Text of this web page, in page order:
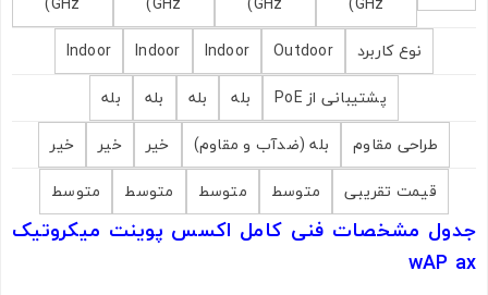
نوع کاربرد
Outdoor
Indoor
Indoor
Indoor
پشتیبانی از PoE
بله بله بله
بله
طراحی مقاوم
بله (ضدآب و مقاوم) خیر خیر
خیر
قیمت تقریبی
متوسط متوسط متوسط متوسط
جدول مشخصات فنی کامل اکسس پوینت میکروتیک
wAP ax